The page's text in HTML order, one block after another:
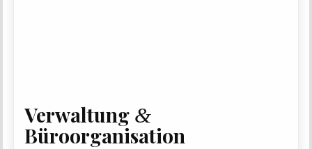
Verwaltung &
Büroorganisation